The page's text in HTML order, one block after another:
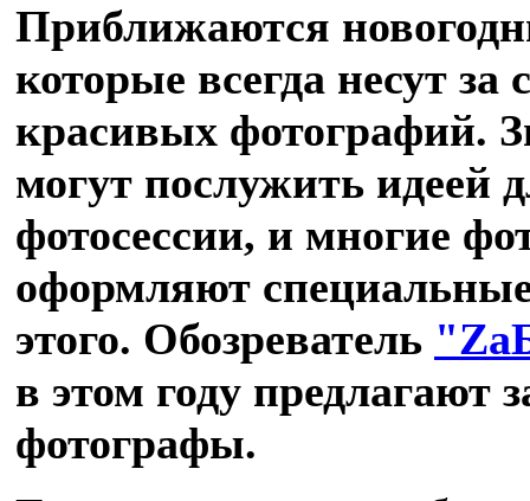
Приближаются
которые всегда несут за
красивых фотографий.
могут послужить идеей
фотосессии, и многие
оформляют
этого. Обозреватель
в этом году предлагают
фотографы.